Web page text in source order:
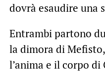
dovrà esaudire una
Entrambi partono
la dimora di
l’anima e il corpo